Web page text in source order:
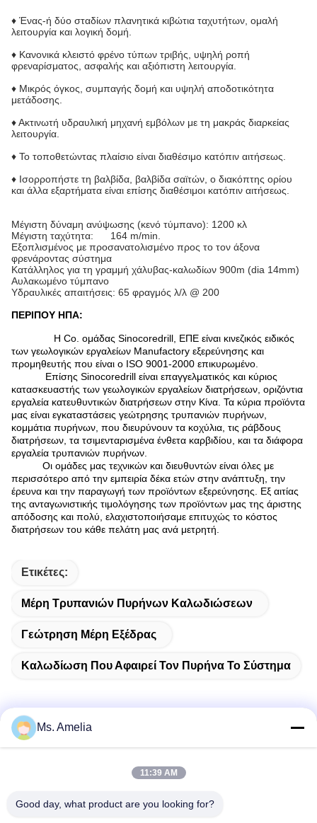
♦ Ένας-ή δύο σταδίων πλανητικά κιβώτια ταχυτήτων, ομαλή
λειτουργία και λογική δομή.
♦ Κανονικά κλειστό φρένο τύπων τριβής, υψηλή ροπή
φρεναρίσματος, ασφαλής και αξιόπιστη λειτουργία.
♦ Μικρός όγκος, συμπαγής δομή και υψηλή αποδοτικότητα
μετάδοσης.
♦ Ακτινωτή υδραυλική μηχανή εμβόλων με τη μακράς διαρκείας
λειτουργία.
♦ Το τοποθετώντας πλαίσιο είναι διαθέσιμο κατόπιν αιτήσεως.
♦ Ισορροπήστε τη βαλβίδα, βαλβίδα σαϊτών, ο διακόπτης ορίου
και άλλα εξαρτήματα είναι επίσης διαθέσιμοι κατόπιν αιτήσεως.
Μέγιστη δύναμη ανύψωσης (κενό τύμπανο): 1200 κλ
Μέγιστη ταχύτητα: 164 m/min.
Εξοπλισμένος με προσανατολισμένο προς το τον άξονα
φρενάροντας σύστημα
Κατάλληλος για τη γραμμή χάλυβας-καλωδίων 900m (dia 14mm)
Αυλακωμένο τύμπανο
Υδραυλικές απαιτήσεις: 65 φραγμός λ/λ @ 200
ΠΕΡΙΠΟΥ ΗΠΑ:
Η Co. ομάδας Sinocoredrill, ΕΠΕ είναι κινεζικός ειδικός
των γεωλογικών εργαλείων Manufactory εξερεύνησης και
προμηθευτής που είναι ο ISO 9001-2000 επικυρωμένο.
Επίσης Sinocoredrill είναι επαγγελματικός και κύριος
κατασκευαστής των γεωλογικών εργαλείων διατρήσεων, οριζόντια
εργαλεία κατευθυντικών διατρήσεων στην Κίνα. Τα κύρια προϊόντα
μας είναι εγκαταστάσεις γεώτρησης τρυπανιών πυρήνων,
κομμάτια πυρήνων, που διευρύνουν τα κοχύλια, τις ράβδους
διατρήσεων, τα τσιμενταρισμένα ένθετα καρβιδίου, και τα διάφορα
εργαλεία τρυπανιών πυρήνων.
Οι ομάδες μας τεχνικών και διευθυντών είναι όλες με
περισσότερο από την εμπειρία δέκα ετών στην ανάπτυξη, την
έρευνα και την παραγωγή των προϊόντων εξερεύνησης. Εξ αιτίας
της ανταγωνιστικής τιμολόγησης των προϊόντων μας της άριστης
απόδοσης και πολύ, ελαχιστοποιήσαμε επιτυχώς το κόστος
διατρήσεων του κάθε πελάτη μας ανά μετρητή.
Ετικέτες:
Μέρη Τρυπανιών Πυρήνων Καλωδιώσεων
Γεώτρηση Μέρη Εξέδρας
Καλωδίωση Που Αφαιρεί Τον Πυρήνα Το Σύστημα
- Όχι, όχι, όχι.122, οδός Xizhang, πόλη Wuxi, επαρχία
Ms. Amelia
11:39 AM
Good day, what product are you looking for?